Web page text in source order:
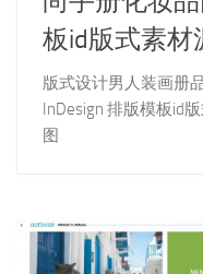
板id版式素材
版式设计男人装画册
InDesign 排版模板id
图